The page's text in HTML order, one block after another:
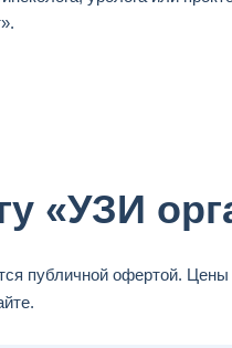
«УЗИ
публичной офертой. Цены